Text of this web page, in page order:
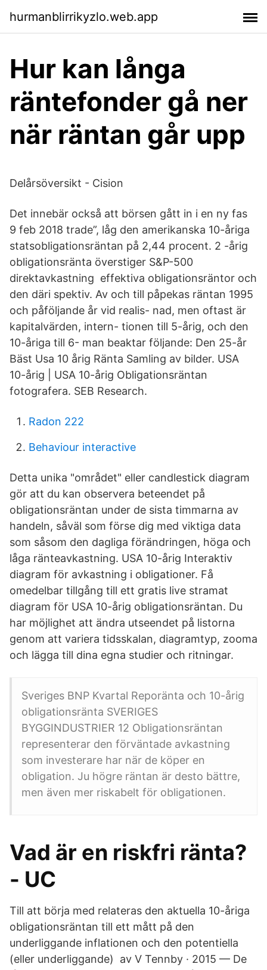
hurmanblirrikyzlo.web.app
Hur kan långa
räntefonder gå ner
när räntan går upp
Delårsöversikt - Cision
Det innebär också att börsen gått in i en ny fas
9 feb 2018 trade”, låg den amerikanska 10-åriga
statsobligationsräntan på 2,44 procent. 2 -årig
obligationsränta överstiger S&P-500
direktavkastning effektiva obligationsräntor och
den däri spektiv. Av och till påpekas räntan 1995
och påföljande år vid realis- nad, men oftast är
kapitalvärden, intern- tionen till 5-årig, och den
10-åriga till 6- man beaktar följande: Den 25-år
Bäst Usa 10 årig Ränta Samling av bilder. USA
10-årig | USA 10-årig Obligationsräntan
fotografera. SEB Research.
Radon 222
Behaviour interactive
Detta unika "området" eller candlestick diagram
gör att du kan observera beteendet på
obligationsräntan under de sista timmarna av
handeln, såväl som förse dig med viktiga data
som såsom den dagliga förändringen, höga och
låga ränteavkastning. USA 10-årig Interaktiv
diagram för avkastning i obligationer. Få
omedelbar tillgång till ett gratis live stramat
diagram för USA 10-årig obligationsräntan. Du
har möjlighet att ändra utseendet på listorna
genom att variera tidsskalan, diagramtyp, zooma
och lägga till dina egna studier och ritningar.
Sveriges BNP Kvartal Reporänta och 10-årig
obligationsränta SVERIGES
BYGGINDUSTRIER 12 Obligationsräntan
representerar den förväntade avkastning
som investerare har när de köper en
obligation. Ju högre räntan är desto bättre,
men även mer riskabelt för obligationen.
Vad är en riskfri ränta?
- UC
Till att börja med relateras den aktuella 10-åriga
obligationsräntan till ett mått på den
underliggande inflationen och den potentiella
(eller underliggande) av V Tennby · 2015 — De